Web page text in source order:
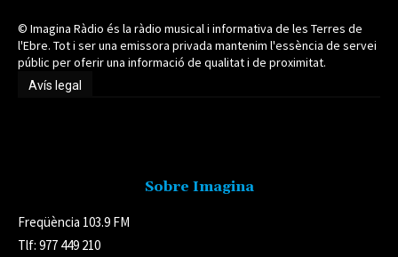
© Imagina Ràdio és la ràdio musical i informativa de les Terres de
l'Ebre. Tot i ser una emissora privada mantenim l'essència de servei
públic per oferir una informació de qualitat i de proximitat.
Avís legal
Sobre Imagina
Freqüència 103.9 FM
Tlf: 977 449 210